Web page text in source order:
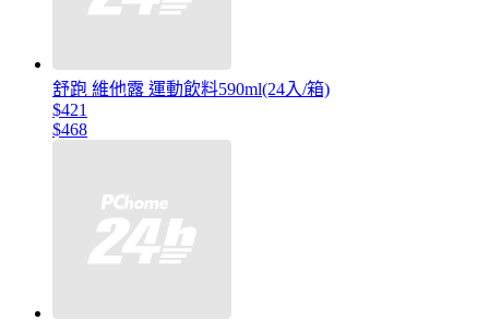
舒跑 維他露 運動飲料590ml(24入/箱)
$421
$468